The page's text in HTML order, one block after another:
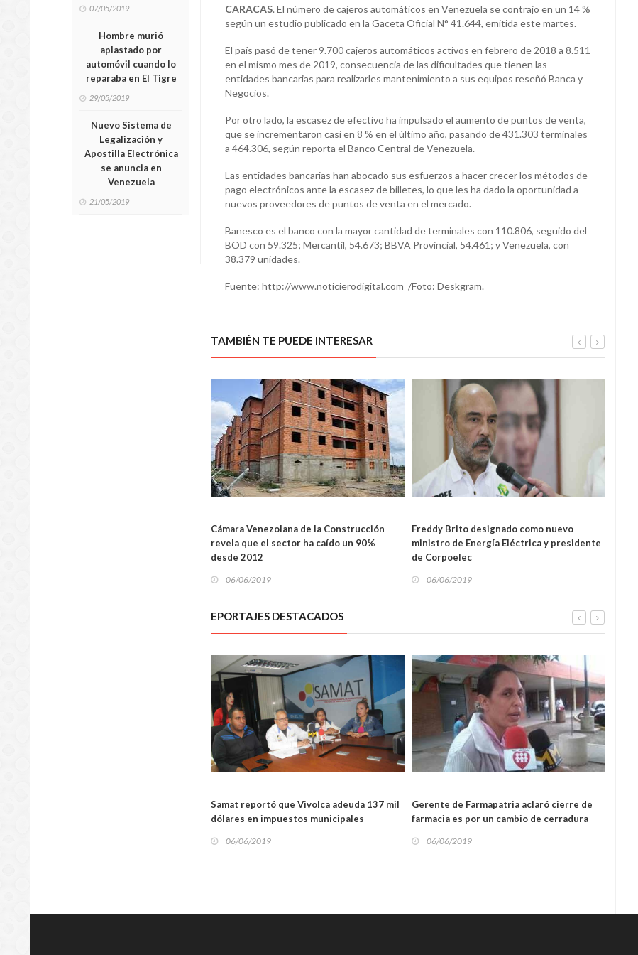
07/05/2019
Hombre murió
aplastado por
automóvil cuando lo
reparaba en El Tigre
29/05/2019
Nuevo Sistema de
Legalización y
Apostilla Electrónica
se anuncia en
Venezuela
21/05/2019
CARACAS. El número de cajeros automáticos en Venezuela se contrajo en un 14 %
según un estudio publicado en la Gaceta Oficial N° 41.644, emitida este martes.
El país pasó de tener 9.700 cajeros automáticos activos en febrero de 2018 a 8.511
en el mismo mes de 2019, consecuencia de las dificultades que tienen las
entidades bancarias para realizarles mantenimiento a sus equipos reseñó Banca y
Negocios.
Por otro lado, la escasez de efectivo ha impulsado el aumento de puntos de venta,
que se incrementaron casi en 8 % en el último año, pasando de 431.303 terminales
a 464.306, según reporta el Banco Central de Venezuela.
Las entidades bancarias han abocado sus esfuerzos a hacer crecer los métodos de
pago electrónicos ante la escasez de billetes, lo que les ha dado la oportunidad a
nuevos proveedores de puntos de venta en el mercado.
Banesco es el banco con la mayor cantidad de terminales con 110.806, seguido del
BOD con 59.325; Mercantil, 54.673; BBVA Provincial, 54.461; y Venezuela, con
38.379 unidades.
Fuente: http://www.noticierodigital.com /Foto: Deskgram.
TAMBIÉN TE PUEDE INTERESAR
Cámara Venezolana de la Construcción
revela que el sector ha caído un 90%
desde 2012
06/06/2019
Freddy Brito designado como nuevo
ministro de Energía Eléctrica y presidente
de Corpoelec
06/06/2019
EPORTAJES DESTACADOS
Samat reportó que Vivolca adeuda 137 mil
dólares en impuestos municipales
06/06/2019
LOCAL
Gerente de Farmapatria aclaró cierre de
farmacia es por un cambio de cerradura
06/06/2019